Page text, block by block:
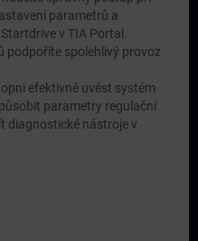
parametrů a
v TIA Portal.
podpoříte spolehlivý provoz
efektivně uvést systém
parametry regulační
diagnostické nástroje v